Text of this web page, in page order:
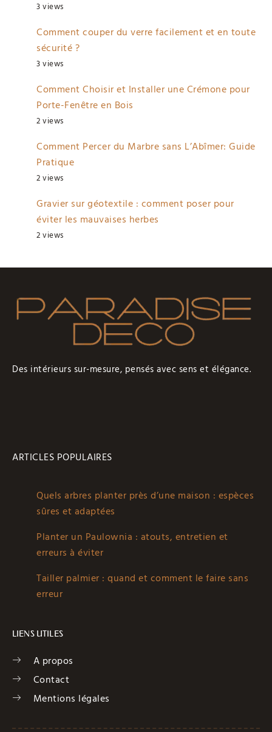
3 views
Comment couper du verre facilement et en toute
sécurité ?
3 views
Comment Choisir et Installer une Crémone pour
Porte-Fenêtre en Bois
2 views
Comment Percer du Marbre sans L’Abîmer: Guide
Pratique
2 views
Gravier sur géotextile : comment poser pour
éviter les mauvaises herbes
2 views
Des intérieurs sur-mesure, pensés avec sens et élégance.
ARTICLES POPULAIRES
Quels arbres planter près d’une maison : espèces
sûres et adaptées
Planter un Paulownia : atouts, entretien et
erreurs à éviter
Tailler palmier : quand et comment le faire sans
erreur
LIENS UTILES
A propos
Contact
Mentions légales